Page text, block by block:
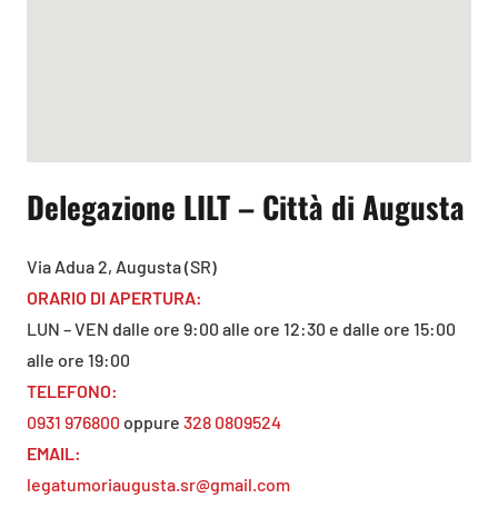
Delegazione LILT – Città di Augusta
Via Adua 2, Augusta (SR)
ORARIO DI APERTURA:
LUN – VEN dalle ore 9:00 alle ore 12:30 e dalle ore 15:00
alle ore 19:00
TELEFONO:
0931 976800 oppure 328 0809524
EMAIL:
legatumoriaugusta.sr@gmail.com